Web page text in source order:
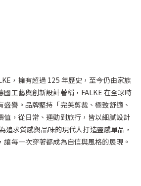
，擁有超過 125 年歷史，至今仍由家族
國工藝與創新設計著稱，FALKE 在全球時
盛譽。品牌堅持「完美剪裁、極致舒適、
值，從日常、運動到旅行，皆以細膩設計
追求質感與品味的現代人打造靈感單品，
讓每一次穿著都成為自信與風格的展現。